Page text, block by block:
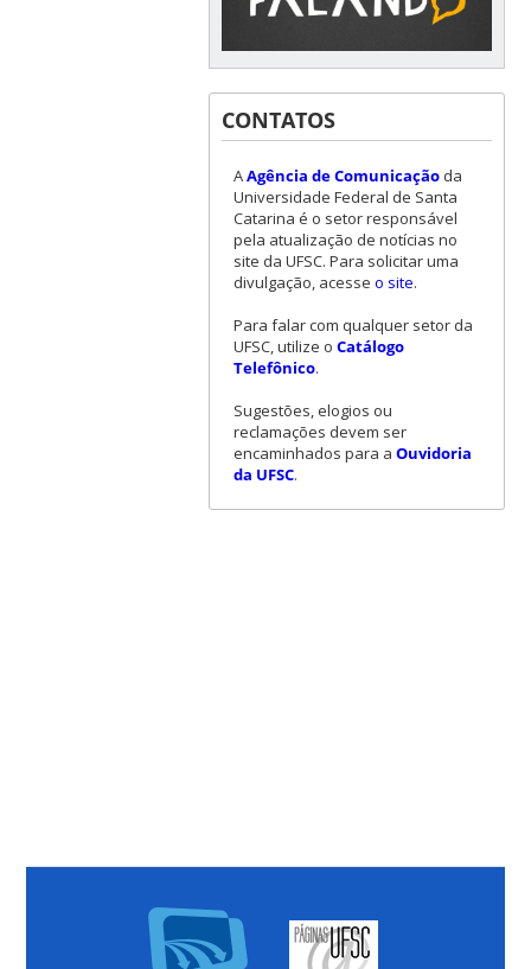
CONTATOS
AAgência de Comunicaçãoda
Universidade Federal de Santa
Catarina é o setor responsável
pela atualização de notícias no
site da UFSC. Para solicitar uma
divulgação, acesse o site.
Para falar com qualquer setor da
UFSC, utilize o Catálogo
Telefônico.
Sugestões, elogios ou
reclamações devem ser
encaminhados para a Ouvidoria
da UFSC.